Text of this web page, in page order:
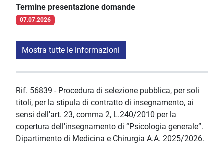
Termine presentazione domande
07.07.2026
Mostra tutte le informazioni
Rif. 56839 - Procedura di selezione pubblica, per soli
titoli, per la stipula di contratto di insegnamento, ai
sensi dell'art. 23, comma 2, L.240/2010 per la
copertura dell'insegnamento di “Psicologia generale”.
Dipartimento di Medicina e Chirurgia A.A. 2025/2026.